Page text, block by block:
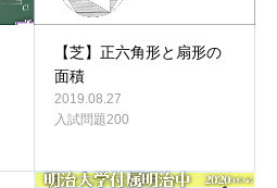
【芝】正六角形と扇形の
面積
2019.08.27
入試問題200